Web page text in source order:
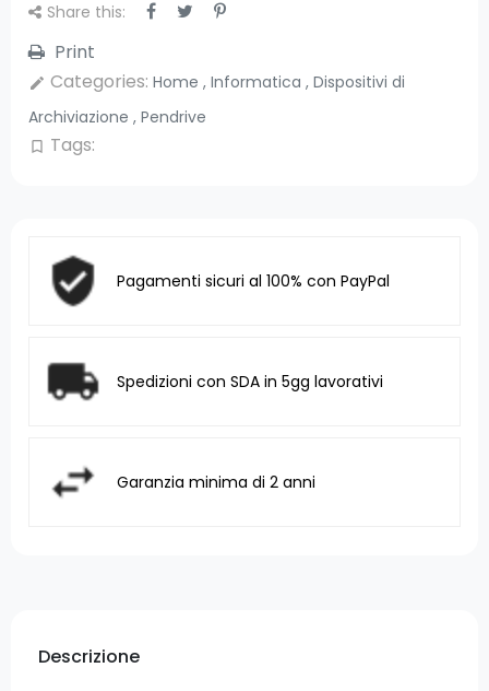
Share this:
Print
edit Categories: Home , Informatica , Dispositivi di
Archiviazione , Pendrive
bookmark_border Tags:
Pagamenti sicuri al 100% con PayPal
Spedizioni con SDA in 5gg lavorativi
Garanzia minima di 2 anni
Descrizione